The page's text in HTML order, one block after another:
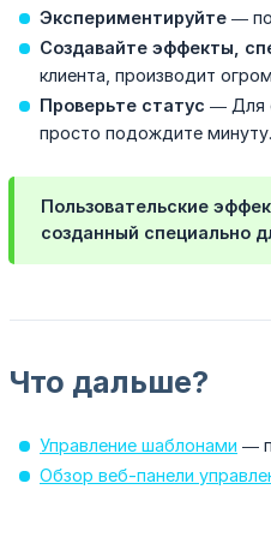
Экспериментируйте —
Создавайте эффекты,
клиента, производит
Проверьте статус — Для
просто подождите минуту.
Пользовательские
созданный специально
Что дальше?
Управление шаблонами —
Обзор веб-панели